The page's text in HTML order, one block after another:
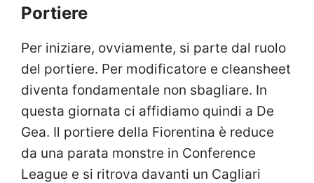
Portiere
Per iniziare, ovviamente, si parte dal ruolo
del portiere. Per modificatore e cleansheet
diventa fondamentale non sbagliare. In
questa giornata ci affidiamo quindi a De
Gea. Il portiere della Fiorentina è reduce
da una parata monstre in Conference
League e si ritrova davanti un Cagliari